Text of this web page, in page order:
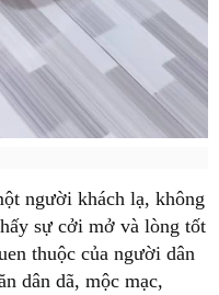
người khách lạ, không
sự cởi mở và lòng tốt
thuộc của người dân
dân dã, mộc mạc,